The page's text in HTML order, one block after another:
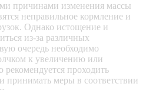
причинами изменения массы
неправильное кормление и
Однако истощение и
из-за различных
очередь необходимо
к увеличению или
проходить
принимать меры в соответствии